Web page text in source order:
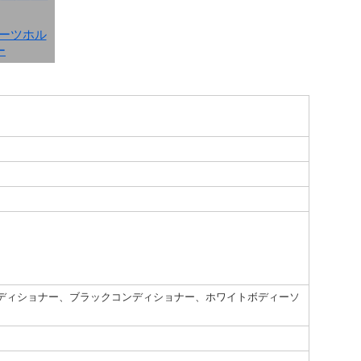
ツホル
ショナー、ブラックコンディショナー、ホワイトボディーソ